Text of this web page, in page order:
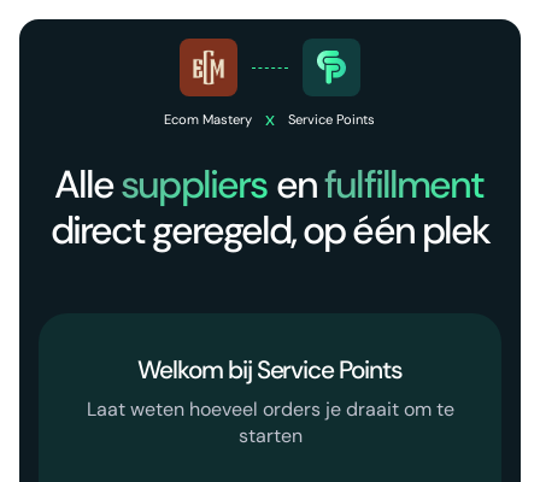
Ecom Mastery x Service Points
Allesuppliers enfulfillment
direct geregeld, op één plek
Welkom bij Service Points
Laat weten hoeveel orders je draait om te
starten